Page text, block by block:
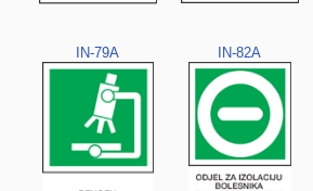
IN-79A IN-82A